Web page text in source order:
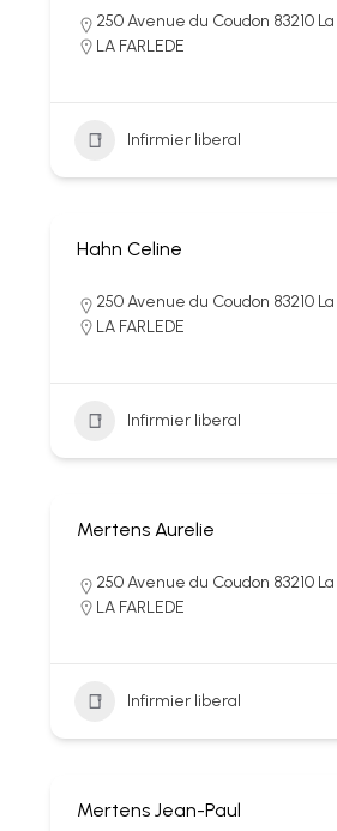
250 Avenue du Coudon 83210
LA FARLEDE
Infirmier liberal
Hahn Celine
250 Avenue du Coudon 83210
LA FARLEDE
Infirmier liberal
Mertens Aurelie
250 Avenue du Coudon 83210
LA FARLEDE
Infirmier liberal
Mertens Jean-Paul